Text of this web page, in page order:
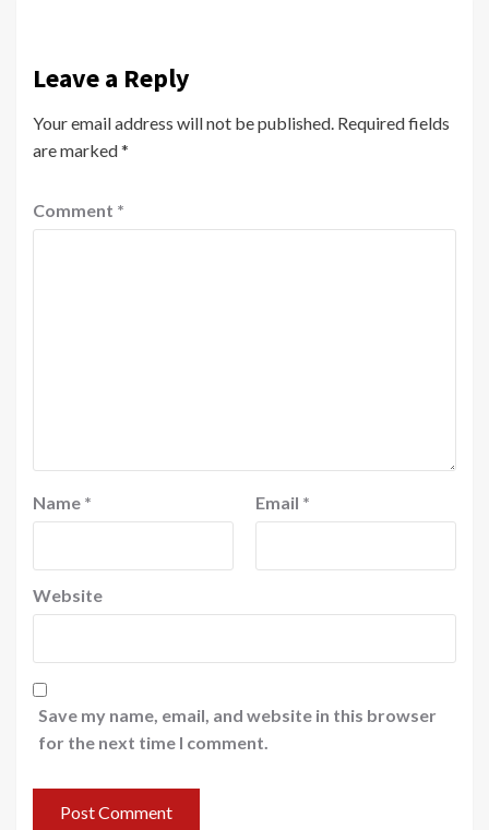
Leave a Reply
Your email address will not be published. Required fields
are marked*
Comment *
Name * Email *
Website
Save my name, email, and website in this browser
for the next time I comment.